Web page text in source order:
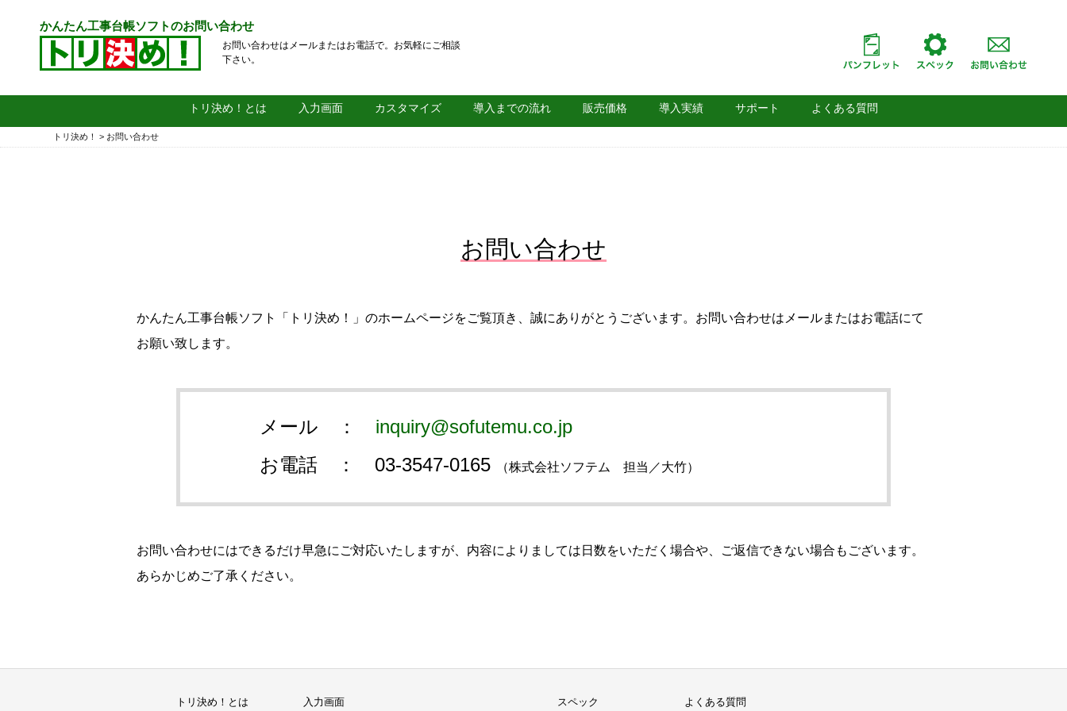
かんたん工事台帳ソフトのお問い合わせ
お問い合わせはメールまたはお電話で。お気軽にご相談
下さい。
トリ決め！とは 入力画面 カスタマイズ 導入までの流れ 販売価格 導入実績 サポート よくある質問
トリ決め！ > お問い合わせ
お問い合わせ
かんたん工事台帳ソフト「トリ決め！」のホームページをご覧頂き、誠にありがとうございます。お問い合わせはメールまたはお電話にて
お願い致します。
メール ： inquiry@sofutemu.co.jp
お電話 ： 03-3547-0165 （株式会社ソフテム 担当／大竹）
お問い合わせにはできるだけ早急にご対応いたしますが、内容によりましては日数をいただく場合や、ご返信できない場合もございます。
あらかじめご了承ください。
トリ決め！とは 入力画面 スペック よくある質問